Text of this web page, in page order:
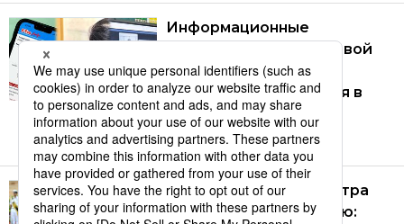
Информационные
технологии как ключевой
элемент обучения
иностранных учащихся в
японских школах
16.07.2026
Визит премьер-министра
Такаити Санаэ в Индию: